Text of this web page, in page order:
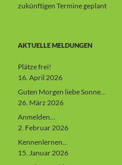
zukünftigen Termine geplant
AKTUELLE MELDUNGEN
Plätze frei!
16. April 2026
Guten Morgen liebe Sonne…
26. März 2026
Anmelden…
2. Februar 2026
Kennenlernen…
15. Januar 2026